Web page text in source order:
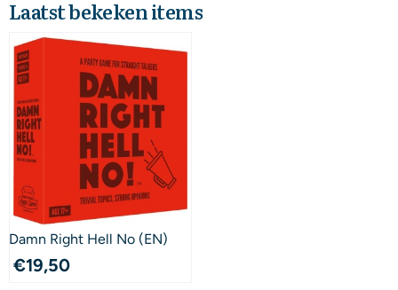
Laatst bekeken items
Damn Right Hell No (EN)
€19,50